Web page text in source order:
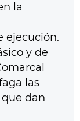
la
ejecución.
y de
las
dan